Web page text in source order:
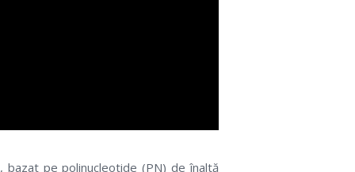
pe polinucleotide (PN) de înaltă